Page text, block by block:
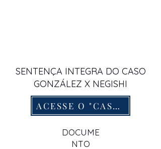
SENTENÇA INTEGRA DO CASO
GONZÁLEZ X NEGISHI
ACESSE O "CASE" AQUI
DOCUME
NTO